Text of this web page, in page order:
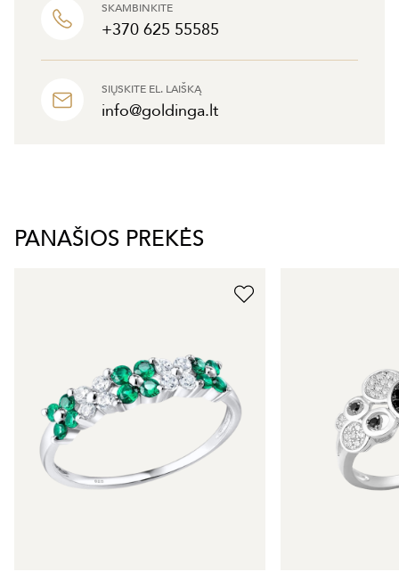
SKAMBINKITE
+370 625 55585
SIŲSKITE EL. LAIŠKĄ
info@goldinga.lt
PANAŠIOS PREKĖS